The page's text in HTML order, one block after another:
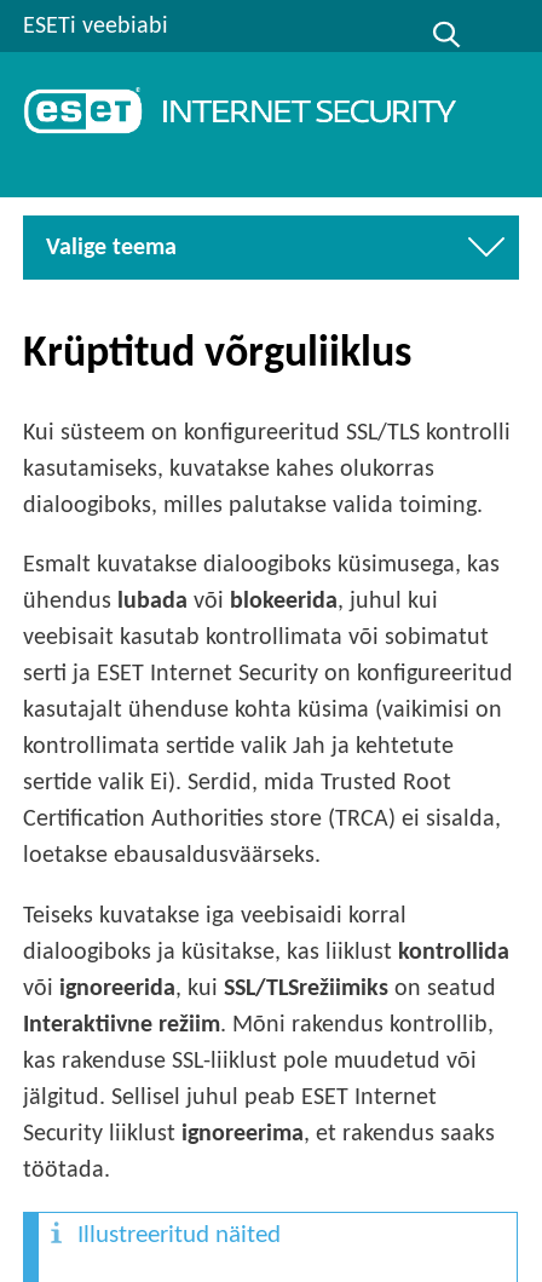
ESETi veebiabi
Valige teema
Krüptitud võrguliiklus
Kui süsteem on konfigureeritud SSL/TLS kontrolli
kasutamiseks, kuvatakse kahes olukorras
dialoogiboks, milles palutakse valida toiming.
Esmalt kuvatakse dialoogiboks küsimusega, kas
ühendus lubada või blokeerida, juhul kui
veebisait kasutab kontrollimata või sobimatut
serti ja ESET Internet Security on konfigureeritud
kasutajalt ühenduse kohta küsima (vaikimisi on
kontrollimata sertide valik Jah ja kehtetute
sertide valik Ei). Serdid, mida Trusted Root
Certification Authorities store (TRCA) ei sisalda,
loetakse ebausaldusväärseks.
Teiseks kuvatakse iga veebisaidi korral
dialoogiboks ja küsitakse, kas liiklust kontrollida
või ignoreerida, kuiSSL/TLSrežiimiks on seatud
Interaktiivne režiim. Mõni rakendus kontrollib,
kas rakenduse SSL-liiklust pole muudetud või
jälgitud. Sellisel juhul peab ESET Internet
Security liiklust ignoreerima, et rakendus saaks
töötada.
Illustreeritud näited